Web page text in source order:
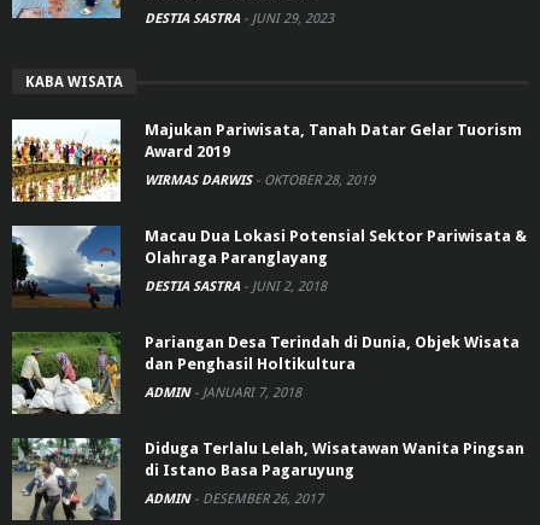
DESTIA SASTRA - JUNI 29, 2023
KABA WISATA
Majukan Pariwisata, Tanah Datar Gelar Tuorism
Award 2019
WIRMAS DARWIS - OKTOBER 28, 2019
Macau Dua Lokasi Potensial Sektor Pariwisata &
Olahraga Paranglayang
DESTIA SASTRA - JUNI 2, 2018
Pariangan Desa Terindah di Dunia, Objek Wisata
dan Penghasil Holtikultura
ADMIN - JANUARI 7, 2018
Diduga Terlalu Lelah, Wisatawan Wanita Pingsan
di Istano Basa Pagaruyung
ADMIN - DESEMBER 26, 2017